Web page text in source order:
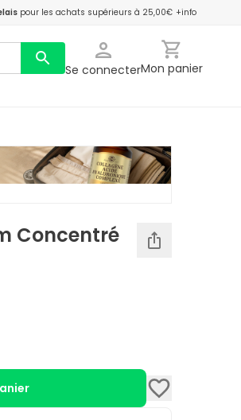
pour les achats supérieurs à 25,00€ +info
Se connecterMon panier
Concentré